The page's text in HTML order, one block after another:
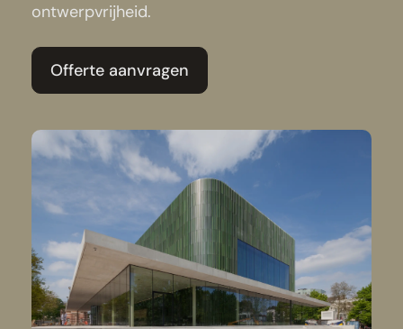
ontwerpvrijheid.
Offerte aanvragen